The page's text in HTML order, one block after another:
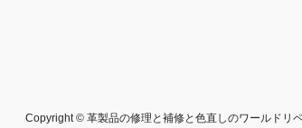
Copyright © 革製品の修理と補修と色直しのワールドリ